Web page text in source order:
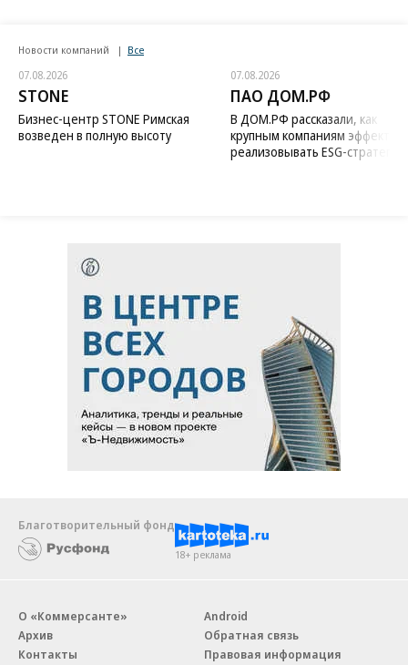
Новости компаний Все
07.08.2026
STONE
Бизнес-центр STONE Римская
возведен в полную высоту
07.08.2026
ПАО ДОМ.РФ
В ДОМ.РФ рассказали, как
крупным компаниям
реализовывать ESG-стратегию
Благотворительный фонд
18+ реклама
О «Коммерсанте»
Архив
Контакты
Android
Обратная связь
Правовая информация